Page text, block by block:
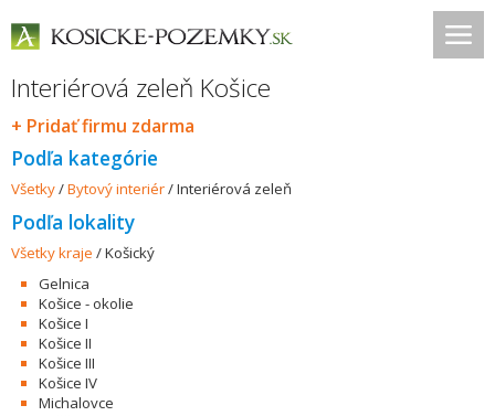
Interiérová zeleň Košice
+ Pridať firmu zdarma
Podľa kategórie
Všetky/Bytový interiér/Interiérová zeleň
Podľa lokality
Všetky kraje /Košický
Gelnica
Košice - okolie
Košice I
Košice II
Košice III
Košice IV
Michalovce